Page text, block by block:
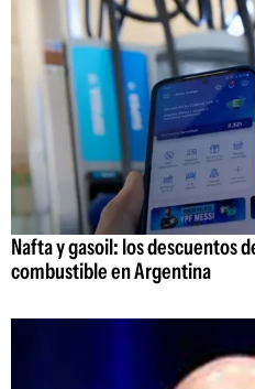
Nafta y gasoil: los descuentos
combustible en Argentina